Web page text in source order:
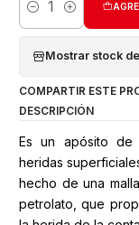
Cantidad
Mostrar stock
COMPARTIR ESTE
DESCRIPCIÓN
Es un apósito de
heridas
hecho de una
petrolato, que